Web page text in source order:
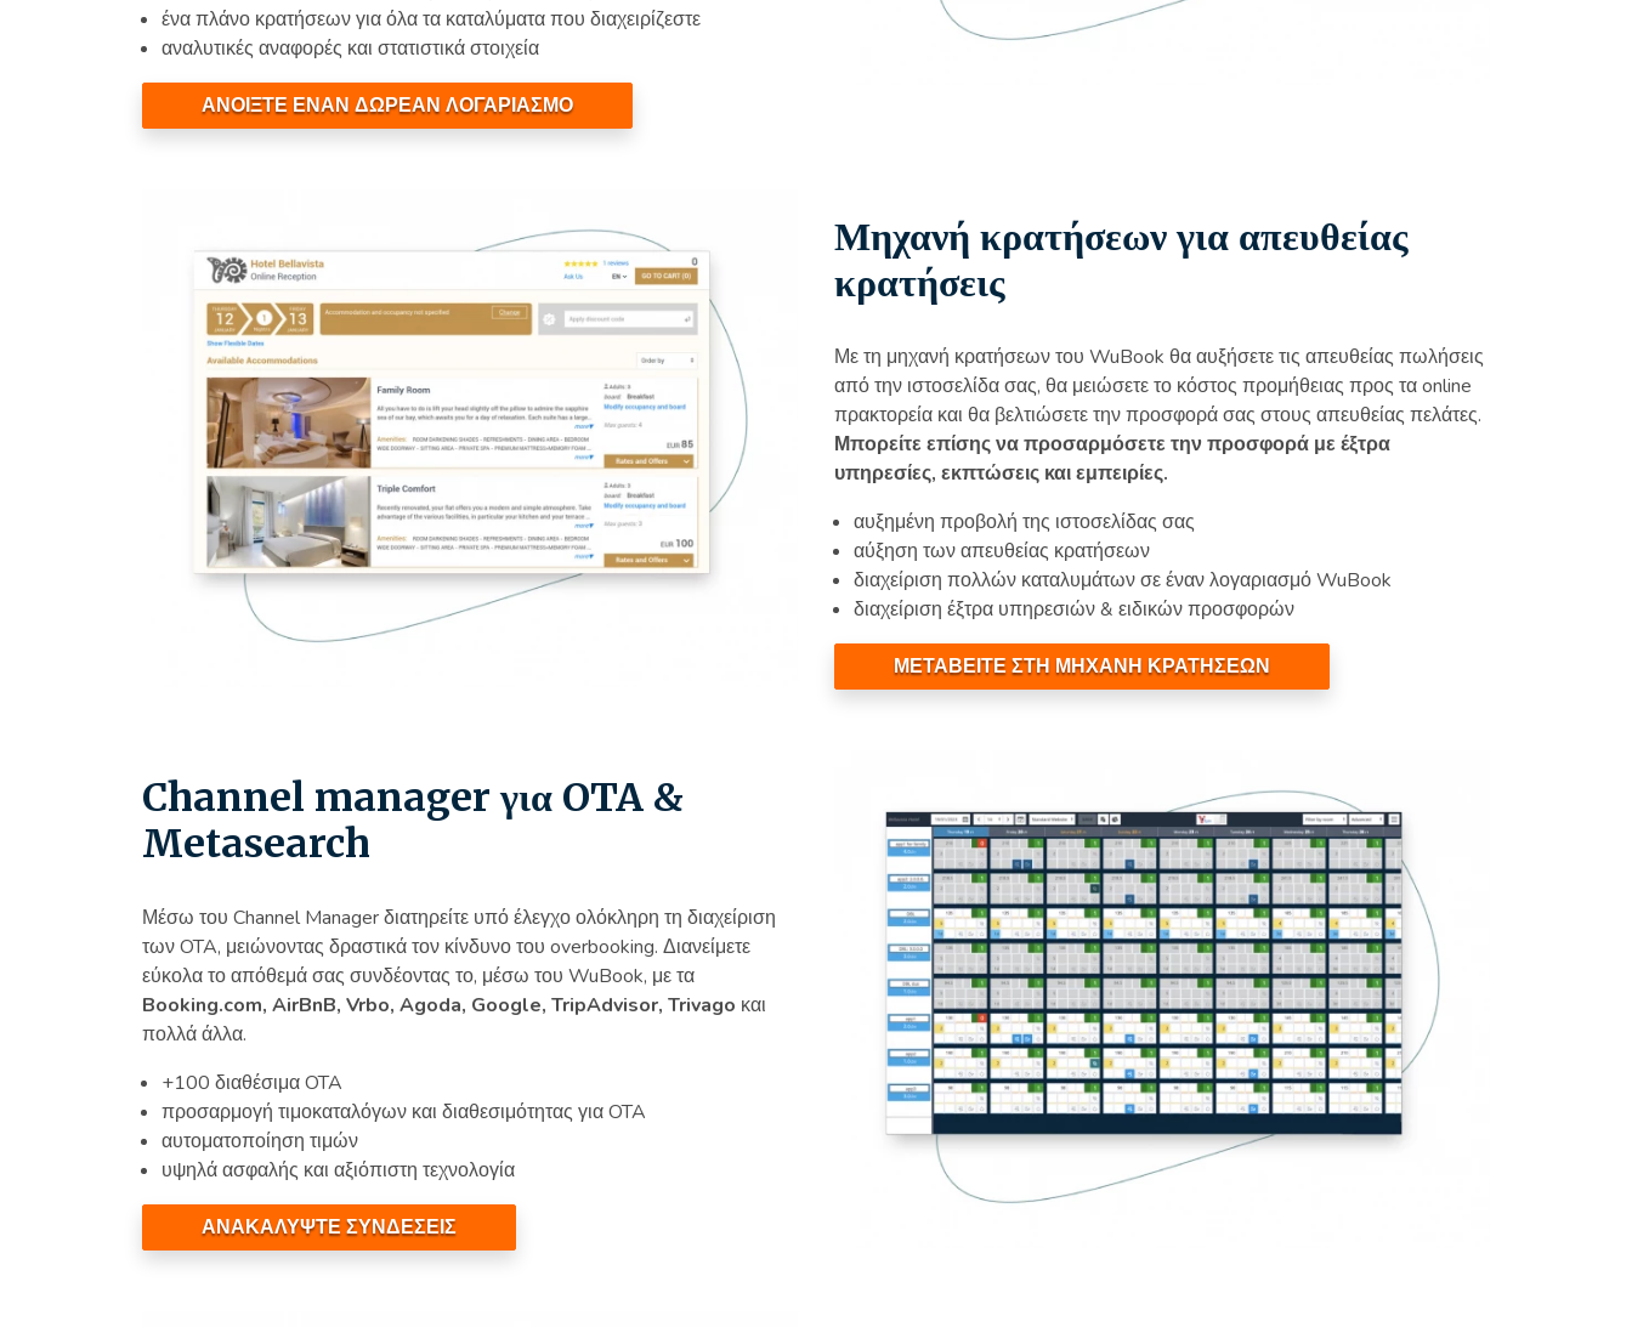
ένα πλάνο κρατήσεων για όλα τα καταλύματα που διαχειρίζεστε
αναλυτικές αναφορές και στατιστικά στοιχεία
ΑΝΟΙΞΤΕ ΕΝΑΝ ΔΩΡΕΑΝ ΛΟΓΑΡΙΑΣΜΟ
Μηχανή κρατήσεων για απευθείας
κρατήσεις
Με τη μηχανή κρατήσεων του WuBook θα αυξήσετε τις απευθείας πωλήσεις
από την ιστοσελίδα σας, θα μειώσετε το κόστος προμήθειας προς τα online
πρακτορεία και θα βελτιώσετε την προσφορά σας στους απευθείας πελάτες.
Μπορείτε επίσης να προσαρμόσετε την προσφορά με έξτρα
υπηρεσίες, εκπτώσεις και εμπειρίες.
αυξημένη προβολή της ιστοσελίδας σας
αύξηση των απευθείας κρατήσεων
διαχείριση πολλών καταλυμάτων σε έναν λογαριασμό WuBook
διαχείριση έξτρα υπηρεσιών & ειδικών προσφορών
ΜΕΤΑΒΕΙΤΕ ΣΤΗ ΜΗΧΑΝΗ ΚΡΑΤΗΣΕΩΝ
Channel manager για OTA &
Metasearch
Μέσω του Channel Manager διατηρείτε υπό έλεγχο ολόκληρη τη διαχείριση
των OTA, μειώνοντας δραστικά τον κίνδυνο του overbooking. Διανείμετε
εύκολα το απόθεμά σας συνδέοντας το, μέσω του WuBook, με τα
Booking.com, AirBnB, Vrbo, Agoda, Google, TripAdvisor, Trivago και
πολλά άλλα.
+100 διαθέσιμα OTA
προσαρμογή τιμοκαταλόγων και διαθεσιμότητας για OTA
αυτοματοποίηση τιμών
υψηλά ασφαλής και αξιόπιστη τεχνολογία
ΑΝΑΚΑΛΥΨΤΕ ΣΥΝΔΕΣΕΙΣ